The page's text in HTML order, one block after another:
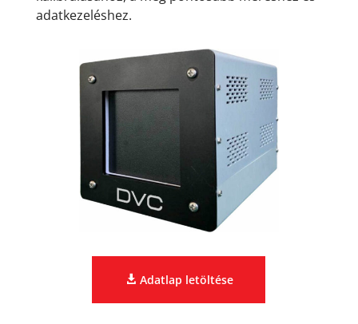
adatkezeléshez.
Adatlap letöltése